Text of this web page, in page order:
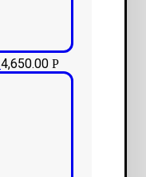
4,650.00 Р